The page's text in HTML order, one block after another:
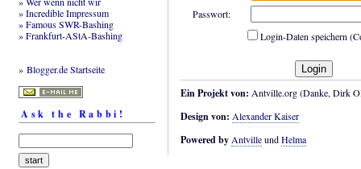
» Incredible Impressum
» Famous SWR-Bashing
» Frankfurt-AStA-Bashing
» Blogger.de Startseite
Ask the Rabbi!
Passwort:
Login-Daten speichern
Ein Projekt von: Antville.org (Danke, Dirk
Design von: Alexander Kaiser
Powered by AntvilleundHelma